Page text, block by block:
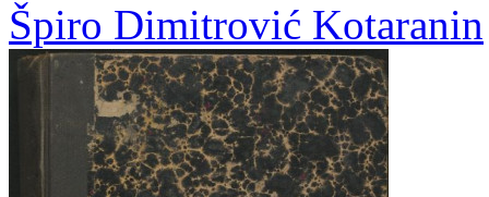
Špiro Dimitrović Kotaranin